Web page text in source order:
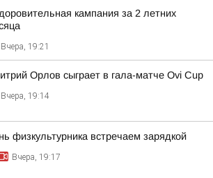
кампания за 2 летних
Вчера, 19:21
Орлов сыграет в гала-матче Ovi Cup
Вчера, 19:14
физкультурника встречаем зарядкой
Вчера, 19:17